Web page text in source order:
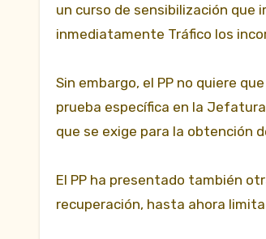
un curso de sensibilización
inmediatamente Tráfico los
Sin embargo, el PP no quiere
prueba específica en la
que se exige para la obtención
El PP ha presentado también
recuperación, hasta ahora